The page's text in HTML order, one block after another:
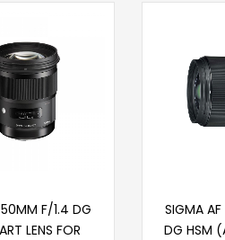
F/1.4 DG
LENS FOR
SIGMA
DG HSM